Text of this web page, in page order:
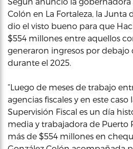
Colón en La Fortaleza, la Junta
dio el visto bueno para que
$554 millones entre aquellos
generaron ingresos por debajo
durante el 2025.
“Luego de meses de trabajo
agencias fiscales y en este caso
Supervisión Fiscal es un día
media y trabajadora de Puerto
más de $554 millones en